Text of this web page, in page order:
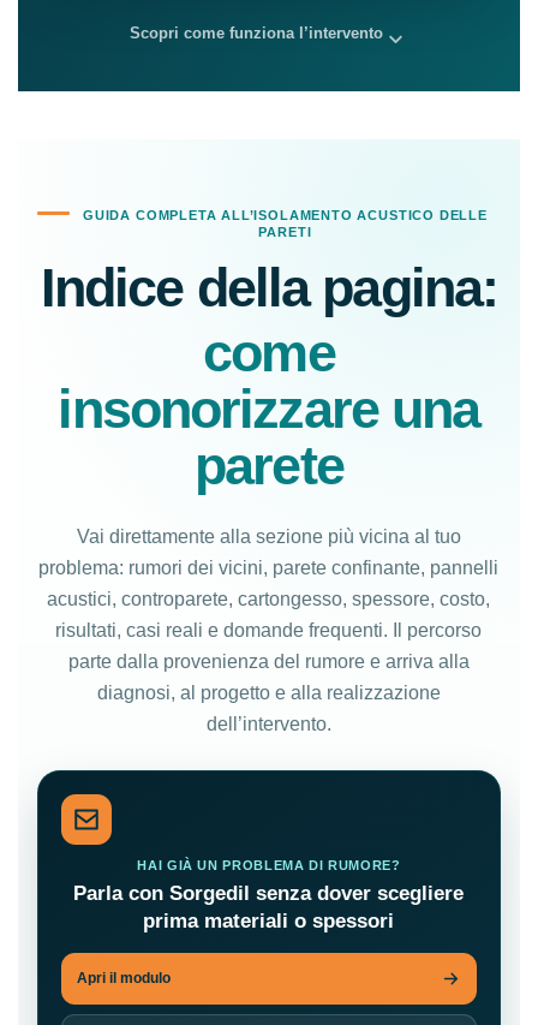
Scopri come funziona l’intervento
GUIDA COMPLETA ALL’ISOLAMENTO ACUSTICO DELLE
PARETI
Indice della pagina:
come
insonorizzare una
parete
Vai direttamente alla sezione più vicina al tuo
problema: rumori dei vicini, parete confinante, pannelli
acustici, controparete, cartongesso, spessore, costo,
risultati, casi reali e domande frequenti. Il percorso
parte dalla provenienza del rumore e arriva alla
diagnosi, al progetto e alla realizzazione
dell’intervento.
HAI GIÀ UN PROBLEMA DI RUMORE?
Parla con Sorgedil senza dover scegliere
prima materiali o spessori
Apri il modulo